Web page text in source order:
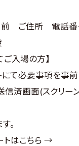
前 ご住所 電話
ご入場の方】
て必要事項を事前
信済画面(スクリー
。
はこちら →